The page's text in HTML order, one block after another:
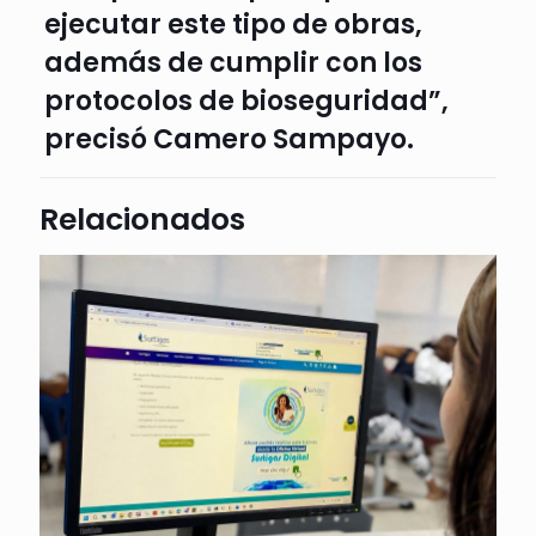
ejecutar este tipo de obras,
además de cumplir con los
protocolos de bioseguridad”,
precisó Camero Sampayo.
Relacionados